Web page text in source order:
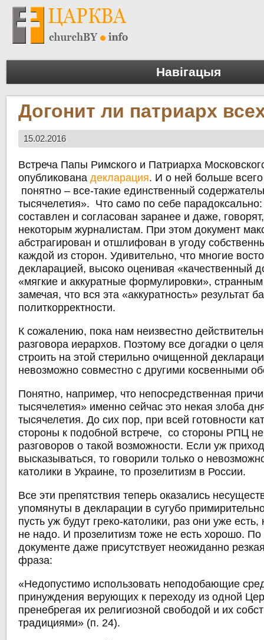
Навігацыя
Догонит ли патриарх
15.02.2016
Встреча Папы Римского и Патриарха
опубликованадекларация. И о ней больше всего
понятно – все-такие единственный
тысячелетия». Что само по себе
составлен и согласован заранее и даже,
некоторым журналистам. При этом документ
абстрагирован и отшлифован в угоду
каждой из сторон. Удивительно, что многие
декларацией, высоко оценивая «качественный
«мягкие и аккуратные формулировки»,
замечая, что вся эта «аккуратность» результат
политкорректности.
К сожалению, пока нам неизвестно
разговора иерархов. Поэтому все догадки о
строить на этой стерильно очищенной
невозможно совместно с другими косвенными
Понятно, например, что непосредственная
тысячелетия» именно сейчас это некая злоба
тысячелетия. До сих пор, при всей готовности
стороны к подобной встрече, со стороны РПЦ
разговоров о такой возможности. Если уж
высказываться, то говорили только о
католики в Украине, то прозелитизм в России.
Все эти препятствия теперь оказались
упомянуты в декларации в сугубо
пусть уж будут греко-католики, раз они уже есть,
не надо. И прозелитизм тоже не есть хорошо. По
документе даже присутствует неожиданно
фраза:
«Недопустимо использовать неподобающие
принуждения верующих к переходу из одной
пренебрегая их религиозной свободой и их
традициями» (п. 24).